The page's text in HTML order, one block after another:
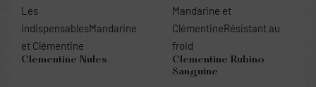
Les
indispensablesMandarine
et Clémentine
Clementine Nules
Mandarine et
ClémentineRésistant au
froid
Clementine Rubino
Sanguine